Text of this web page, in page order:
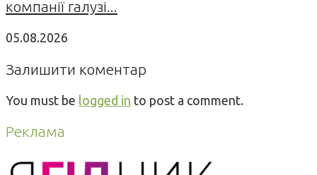
компанії галузі...
05.08.2026
Залишити коментар
You must be logged in to post a comment.
Реклама